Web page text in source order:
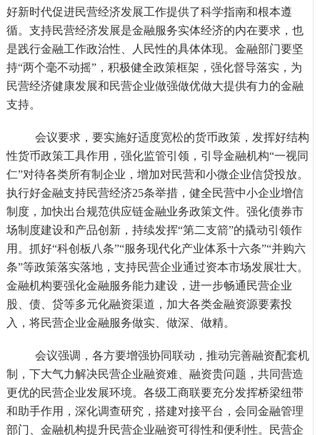
好新时代促进民营经济发展工作提供了科学指南和根本遵
循。支持民营经济发展是金融服务实体经济的内在要求，也
是践行金融工作政治性、人民性的具体体现。金融部门要坚
持“两个毫不动摇”，积极健全政策框架，强化督导落实，为
民营经济健康发展和民营企业做强做优做大提供有力的金融
支持。
会议要求，要实施好适度宽松的货币政策，发挥好结构
性货币政策工具作用，强化监管引领，引导金融机构“一视同
仁”对待各类所有制企业，增加对民营和小微企业信贷投放。
执行好金融支持民营经济25条举措，健全民营中小企业增信
制度，加快出台规范供应链金融业务政策文件。强化债券市
场制度建设和产品创新，持续发挥“第二支箭”的撬动引领作
用。抓好“科创板八条”“服务现代化产业体系十六条”“并购六
条”等政策落实落地，支持民营企业通过资本市场发展壮大。
金融机构要强化金融服务能力建设，进一步畅通民营企业
股、债、贷等多元化融资渠道，加大各类金融资源要素投
入，将民营企业金融服务做实、做深、做精。
会议强调，各方要增强协同联动，推动完善融资配套机
制，下大气力解决民营企业融资难、融资贵问题，共同营造
更优的民营企业发展环境。各级工商联要充分发挥桥梁纽带
和助手作用，深化调查研究，搭建对接平台，会同金融管理
部门、金融机构提升民营企业融资可得性和便利性。民营企